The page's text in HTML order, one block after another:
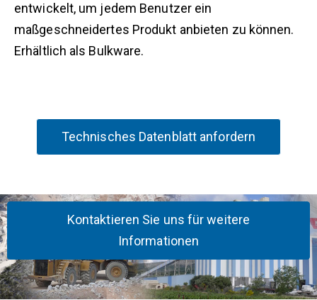
entwickelt, um jedem Benutzer ein
maßgeschneidertes Produkt anbieten zu können.
Erhältlich als Bulkware.
Technisches Datenblatt anfordern
Kontaktieren Sie uns für weitere
Informationen